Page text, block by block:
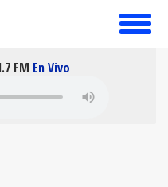
toggle
FM En Vivo